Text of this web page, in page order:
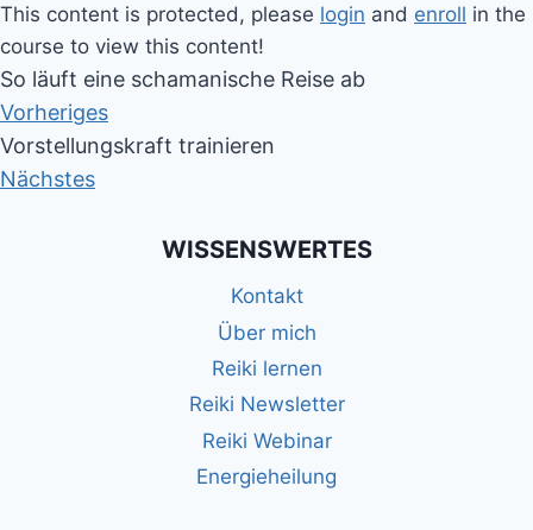
This content is protected, please login and enroll in the
course to view this content!
So läuft eine schamanische Reise ab
Vorheriges
Vorstellungskraft trainieren
Nächstes
WISSENSWERTES
Kontakt
Über mich
Reiki lernen
Reiki Newsletter
Reiki Webinar
Energieheilung